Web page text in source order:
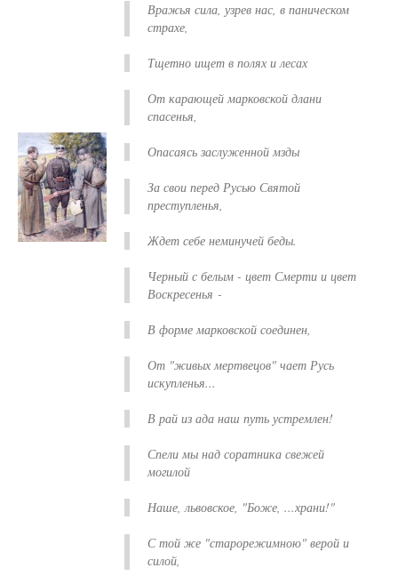
Вражья сила, узрев нас, в паническом
страхе,
Тщетно ищет в полях и лесах
От карающей марковской длани
спасенья,
Опасаясь заслуженной мзды
За свои перед Русью Святой
преступленья,
Ждет себе неминучей беды.
Черный с белым - цвет Смерти и цвет
Воскресенья -
В форме марковской соединен,
От "живых мертвецов" чает Русь
искупленья...
В рай из ада наш путь устремлен!
Спели мы над соратника свежей
могилой
Наше, львовское, "Боже, ...храни!"
С той же "старорежимною" верой и
силой,